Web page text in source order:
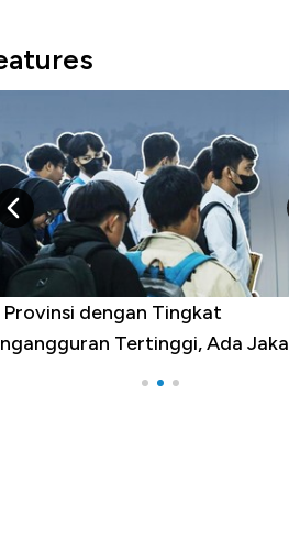
AS, Ini 15 Pemerintah dengan
Terbesar di Dunia